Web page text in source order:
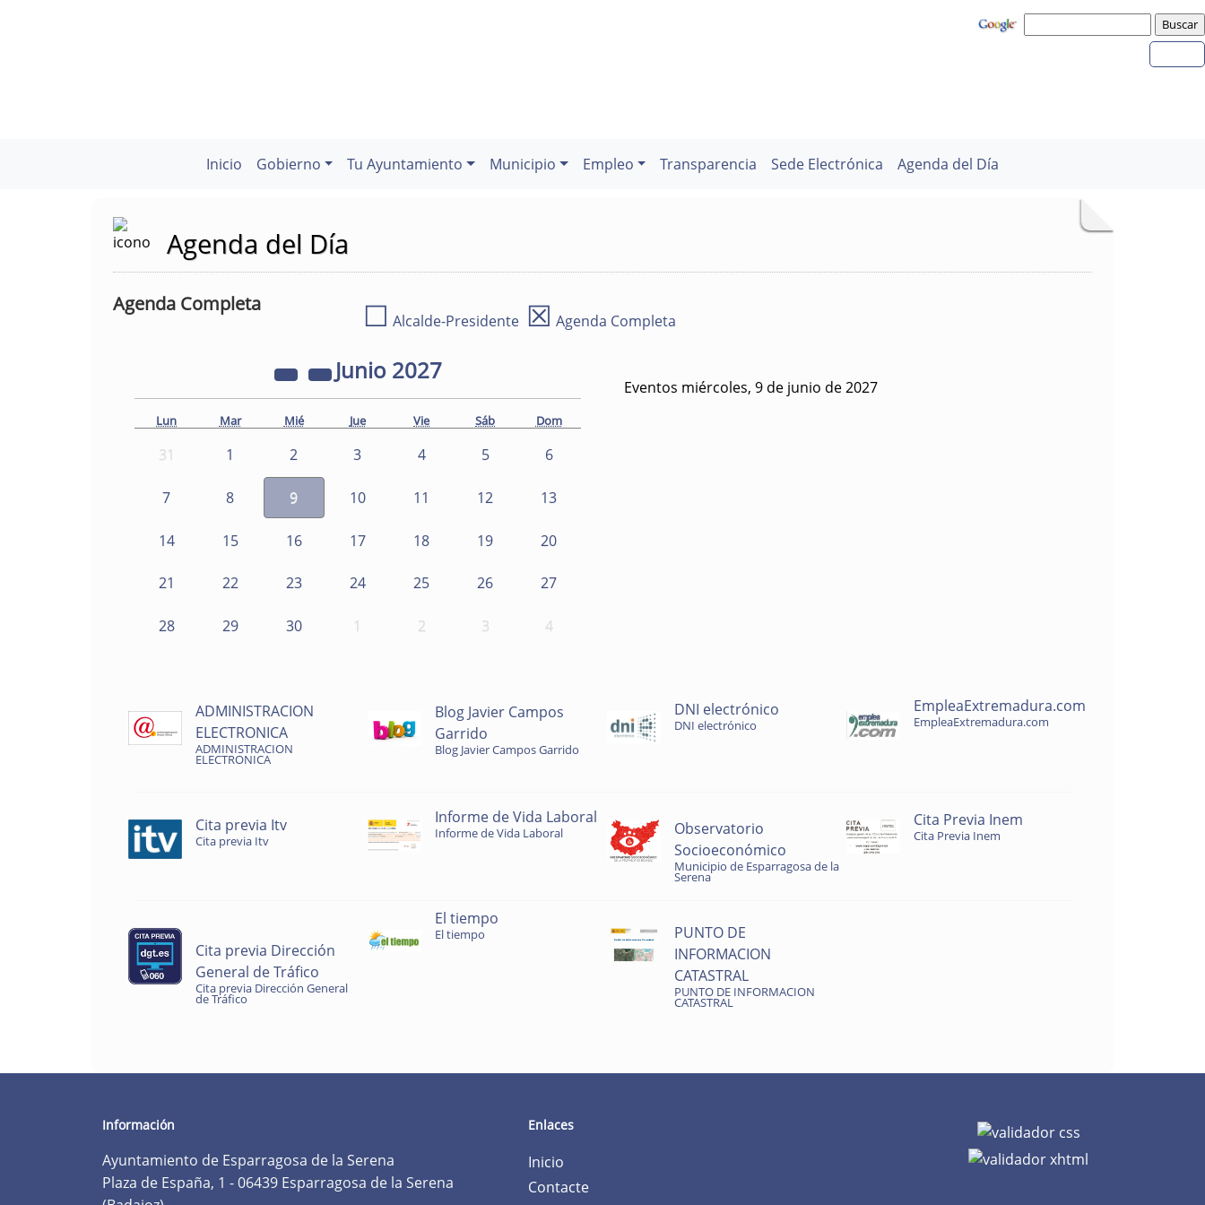
Inicio Gobierno Tu Ayuntamiento Municipio Empleo Transparencia Sede Electrónica Agenda del Día
Agenda del Día
Agenda Completa ☐ Alcalde-Presidente ☒ Agenda Completa
Junio 2027
Lun Mar Mié Jue Vie Sáb Dom
31 1 2 3 4 5 6
7 8 9 10 11 12 13
14 15 16 17 18 19 20
21 22 23 24 25 26 27
28 29 30 1 2 3 4
Eventos miércoles, 9 de junio de 2027
ADMINISTRACION
ELECTRONICA
ADMINISTRACION
ELECTRONICA
Blog Javier Campos
Garrido
Blog Javier Campos Garrido
DNI electrónico
DNI electrónico
EmpleaExtremadura.com
EmpleaExtremadura.com
Cita previa Itv
Cita previa Itv
Informe de Vida Laboral
Informe de Vida Laboral
Observatorio
Socioeconómico
Municipio de Esparragosa de la
Serena
Cita Previa Inem
Cita Previa Inem
Cita previa Dirección
General de Tráfico
Cita previa Dirección General
de Tráfico
El tiempo
El tiempo
PUNTO DE
INFORMACION
CATASTRAL
PUNTO DE INFORMACION
CATASTRAL
Información
Ayuntamiento de Esparragosa de la Serena
Plaza de España, 1 - 06439 Esparragosa de la Serena
Enlaces
Inicio
Contacte